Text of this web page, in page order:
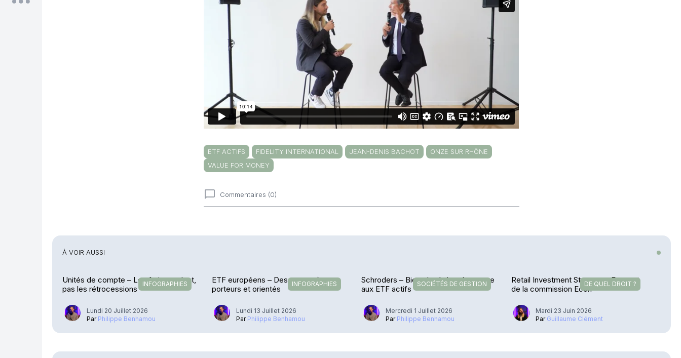
ETF ACTIFS FIDELITY INTERNATIONAL JEAN-DENIS BACHOT
ONZE SUR RHÔNE
VALUE FOR MONEY
Commentaires (0)
À VOIR AUSSI
INFOGRAPHIES
Unités de compte – Les frais reculent,
pas les rétrocessions
Lundi 20 Juillet 2026
Par Philippe Benhamou
INFOGRAPHIES
ETF européens – Des vents très
porteurs et orientés
Lundi 13 Juillet 2026
Par Philippe Benhamou
SOCIÉTÉS DE GESTION
Schroders – Bien placé dans la course
aux ETF actifs
Mercredi 1 Juillet 2026
Par Philippe Benhamou
DE QUEL DROIT ?
Retail Investment Strategy – Feu vert
de la commission Econ
Mardi 23 Juin 2026
Par Guillaume Clément